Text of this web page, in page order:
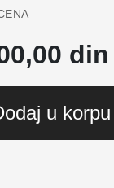
din
u korpu